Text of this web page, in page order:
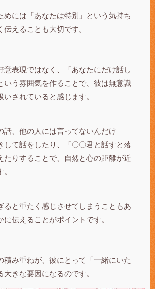
めには「あなたは特別」という気持ち
伝えることも大切です。
意表現ではなく、「あなたにだけ話し
いう雰囲気を作ることで、彼は無意識
いされていると感じます。
話、他の人には言ってないんだけ
して話をしたり、「〇〇君と話すと落
たりすることで、自然と心の距離が近
ると重たく感じさせてしまうこともあ
に伝えることがポイントです。
積み重ねが、彼にとって「一緒にいた
大きな要因になるのです。